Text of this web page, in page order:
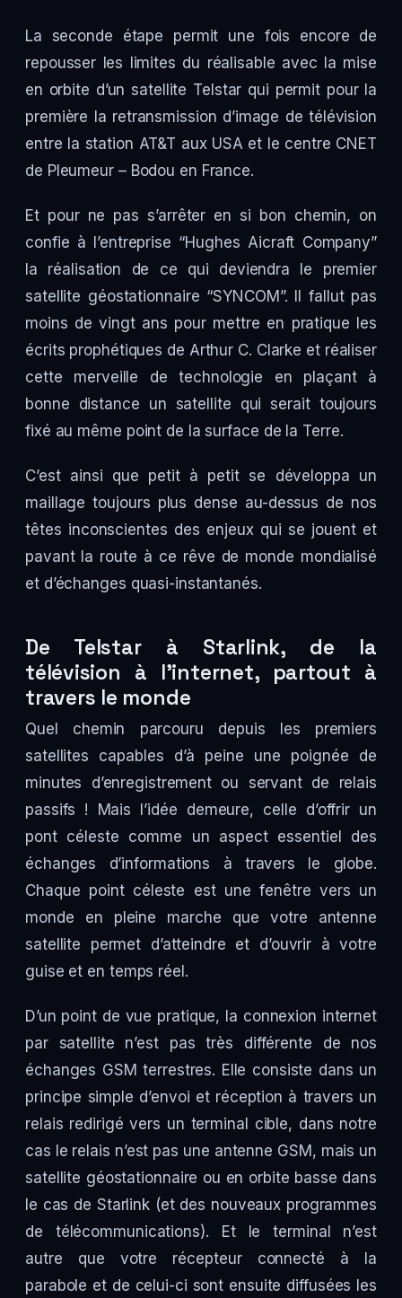
La seconde étape permit une fois encore de
repousser les limites du réalisable avec la mise
en orbite d’un satellite Telstar qui permit pour la
première la retransmission d’image de télévision
entre la station AT&T aux USA et le centre CNET
de Pleumeur – Bodou en France.
Et pour ne pas s’arrêter en si bon chemin, on
confie à l’entreprise “Hughes Aicraft Company”
la réalisation de ce qui deviendra le premier
satellite géostationnaire “SYNCOM”. Il fallut pas
moins de vingt ans pour mettre en pratique les
écrits prophétiques de Arthur C. Clarke et réaliser
cette merveille de technologie en plaçant à
bonne distance un satellite qui serait toujours
fixé au même point de la surface de la Terre.
C’est ainsi que petit à petit se développa un
maillage toujours plus dense au-dessus de nos
têtes inconscientes des enjeux qui se jouent et
pavant la route à ce rêve de monde mondialisé
et d’échanges quasi-instantanés.
De Telstar à Starlink, de la
télévision à l’internet, partout à
travers le monde
Quel chemin parcouru depuis les premiers
satellites capables d’à peine une poignée de
minutes d’enregistrement ou servant de relais
passifs ! Mais l’idée demeure, celle d’offrir un
pont céleste comme un aspect essentiel des
échanges d’informations à travers le globe.
Chaque point céleste est une fenêtre vers un
monde en pleine marche que votre antenne
satellite permet d’atteindre et d’ouvrir à votre
guise et en temps réel.
D’un point de vue pratique, la connexion internet
par satellite n’est pas très différente de nos
échanges GSM terrestres. Elle consiste dans un
principe simple d’envoi et réception à travers un
relais redirigé vers un terminal cible, dans notre
cas le relais n’est pas une antenne GSM, mais un
satellite géostationnaire ou en orbite basse dans
le cas de Starlink (et des nouveaux programmes
de télécommunications). Et le terminal n’est
autre que votre récepteur connecté à la
parabole et de celui-ci sont ensuite diffusées les